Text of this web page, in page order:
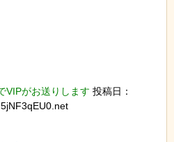
VIPがお送りします 投稿日：